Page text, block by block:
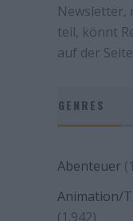
Newsletter,
teil, könnt
auf der
GENRES
Abenteuer
Animation/
(1.942)